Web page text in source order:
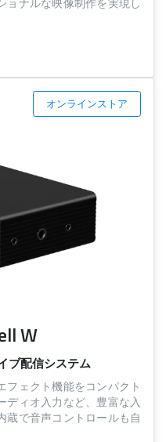
オンラインストア
W
ブ配信システム
フェクト機能をコンパクト
ディオ入力など、豊富な入
蔵で音声コントロールも自